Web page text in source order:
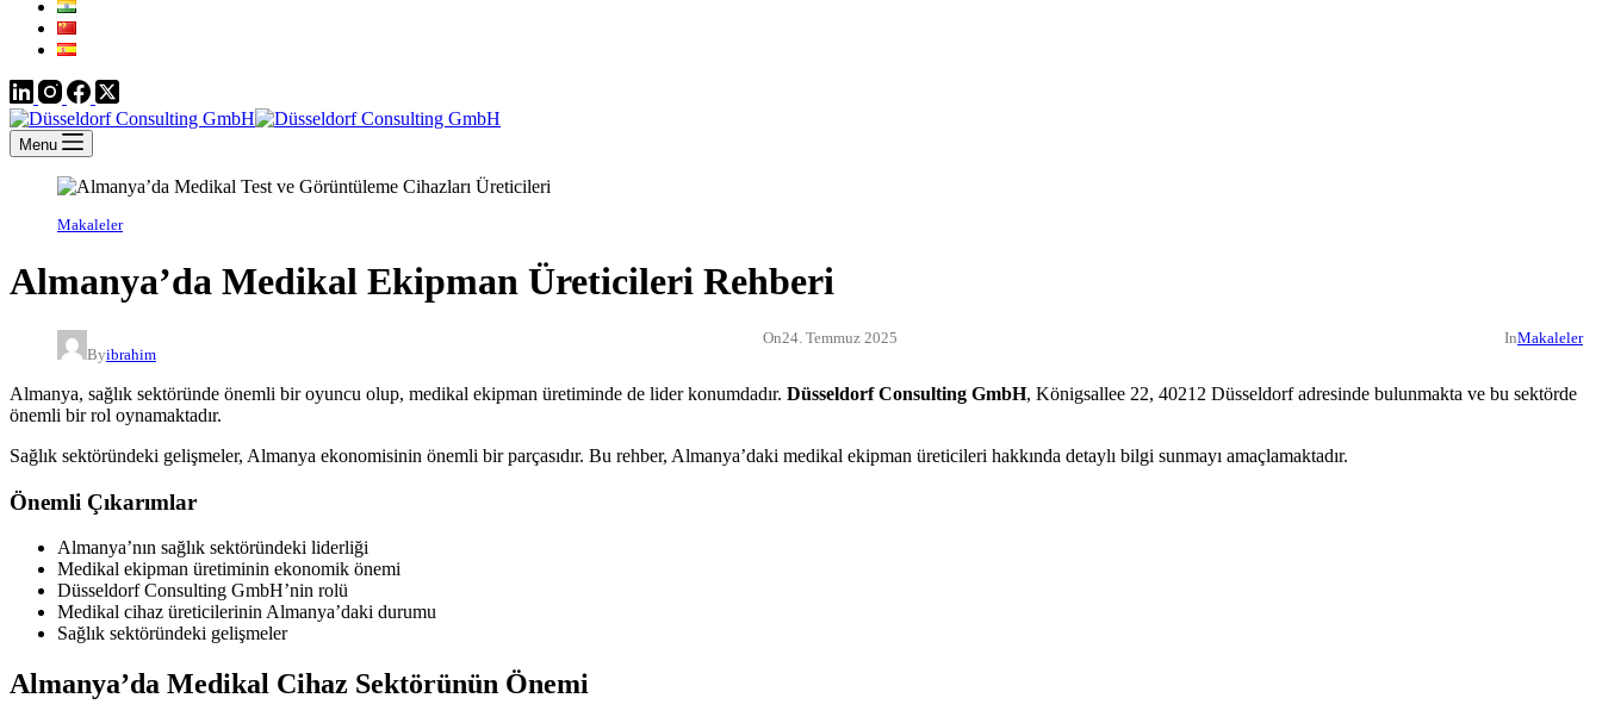
Menu
Makaleler
Almanya’da Medikal Ekipman Üreticileri Rehberi
Byibrahim
On24. Temmuz 2025 InMakaleler
Almanya, sağlık sektöründe önemli bir oyuncu olup, medikal ekipman üretiminde de lider konumdadır. Düsseldorf Consulting GmbH, Königsallee 22, 40212 Düsseldorf adresinde bulunmakta ve bu sektörde
önemli bir rol oynamaktadır.
Sağlık sektöründeki gelişmeler, Almanya ekonomisinin önemli bir parçasıdır. Bu rehber, Almanya’daki medikal ekipman üreticileri hakkında detaylı bilgi sunmayı amaçlamaktadır.
Önemli Çıkarımlar
Almanya’nın sağlık sektöründeki liderliği
Medikal ekipman üretiminin ekonomik önemi
Düsseldorf Consulting GmbH’nin rolü
Medikal cihaz üreticilerinin Almanya’daki durumu
Sağlık sektöründeki gelişmeler
Almanya’da Medikal Cihaz Sektörünün Önemi